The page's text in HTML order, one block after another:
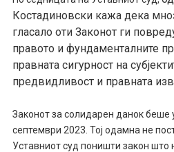
Костадиновски кажа дека
гласало оти Законот ги
правото и фундаменталните
правната сигурност на
предвидливост и правната
Законот за солидарен данок беше
септември 2023. Тој одамна не
Уставниот суд поништи закон што